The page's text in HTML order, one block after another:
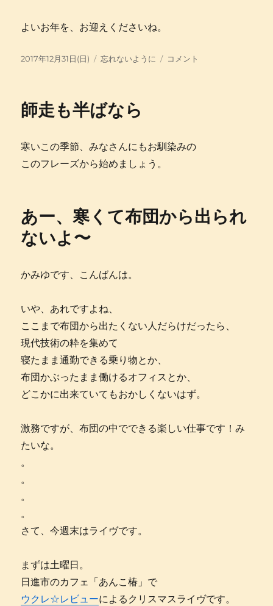
よいお年を、お迎えくださいね。
投
2017年12月31日(日)
カ
ー
忘れないように
2017
て
し
た
コメント
師走も半ばなら
寒いこの季節、みなさんにもお馴染みの
このフレーズから始めましょう。
あー、寒くて布団から出られ
ないよ〜
かみゆです、こんばんは。
いや、あれですよね、
ここまで布団から出たくない人だらけだったら、
現代技術の粋を集めて
寝たまま通勤できる乗り物とか、
布団かぶったまま働けるオフィスとか、
どこかに出来ていてもおかしくないはず。
激務ですが、布団の中でできる楽しい仕事です！み
たいな。
。
。
。
。
さて、今週末はライヴです。
まずは土曜日。
日進市のカフェ「あんこ椿」で
ウクレ☆レビューによるクリスマスライヴです。